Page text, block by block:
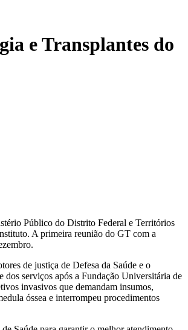
e Transplantes do
Público do Distrito Federal e Territórios
A primeira reunião do GT com a
de justiça de Defesa da Saúde e o
dos serviços após a Fundação Universitária de
invasivos que demandam insumos,
óssea e interrompeu procedimentos